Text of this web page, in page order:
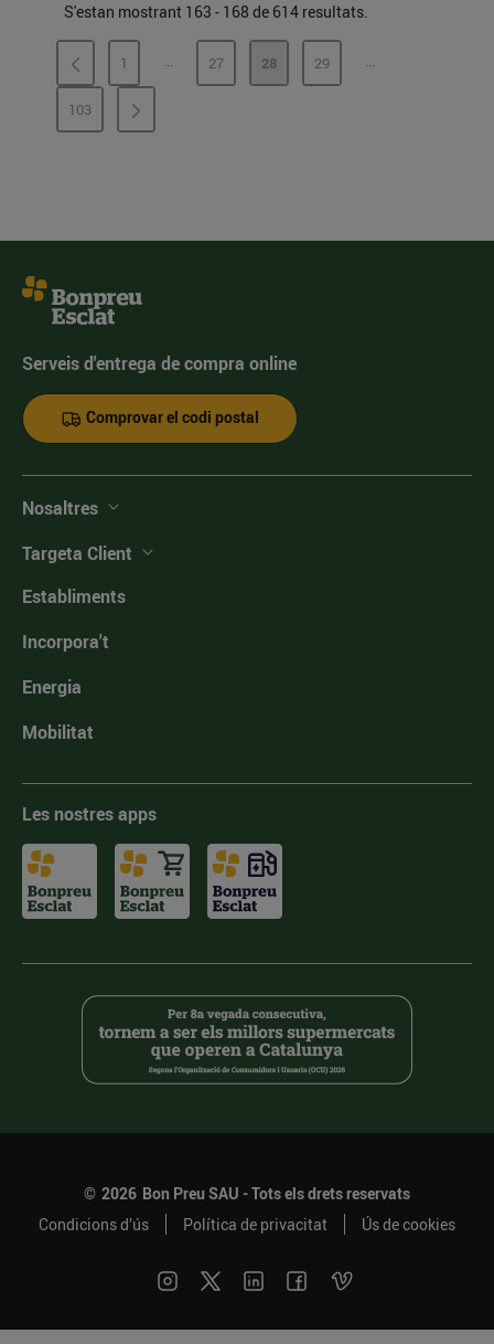
S'estan mostrant 163 - 168 de 614 resultats.
PÀGINA
1 ...PÀGINES INTERMÈDIES
PÀGINA
27 PÀGINA
28 PÀGINA
29 ...PÀGINES
PÀGINA
103
Serveis d'entrega de compra online
Comprovar el codi postal
Nosaltres
Targeta Client
Establiments
Incorpora't
Energia
Mobilitat
Les nostres apps
© 2026 Bon Preu SAU - Tots els drets reservats
Condicions d’ús
Política de privacitat Ús de cookies